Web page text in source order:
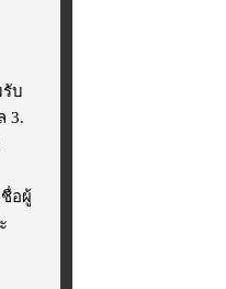
บ
3.
อผู้